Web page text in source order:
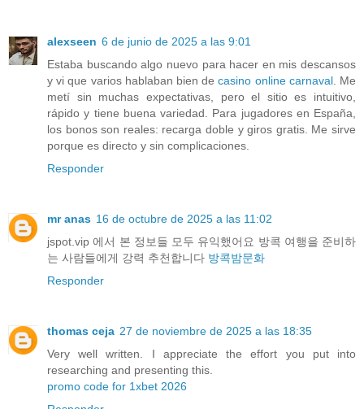
alexseen 6 de junio de 2025 a las 9:01
Estaba buscando algo nuevo para hacer en mis descansos
y vi que varios hablaban bien decasino online carnaval. Me
metí sin muchas expectativas, pero el sitio es intuitivo,
rápido y tiene buena variedad. Para jugadores en España,
los bonos son reales: recarga doble y giros gratis. Me sirve
porque es directo y sin complicaciones.
Responder
mr anas 16 de octubre de 2025 a las 11:02
jspot.vip 에서 본 정보들 모두 유익했어요 방콕 여행을 준비하
는 사람들에게 강력 추천합니다 방콕밤문화
Responder
thomas ceja 27 de noviembre de 2025 a las 18:35
Very well written. I appreciate the effort you put into
researching and presenting this.
promo code for 1xbet 2026